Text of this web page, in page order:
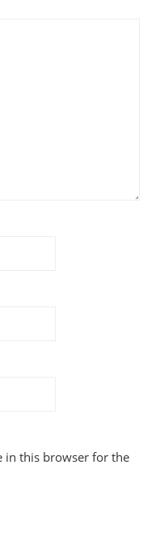
in this browser for the